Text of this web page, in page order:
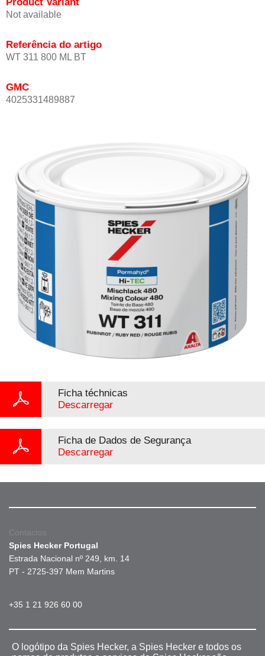
Not available
Referência do artigo
WT 311 800 ML BT
GMC
4025331489887
Ficha téchnicas
Descarregar
Ficha de Dados de Segurança
Descarregar
Contactos
Spies Hecker Portugal
Estrada Nacional nº 249, km. 14
PT - 2725-397 Mem Martins
+35 1 21 926 60 00
O logótipo da Spies Hecker, a Spies Hecker e todos os